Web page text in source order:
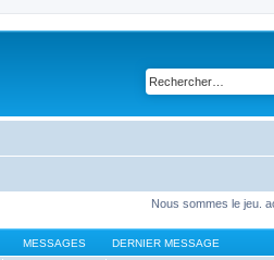
Nous sommes le jeu.
MESSAGES DERNIER MESSAGE